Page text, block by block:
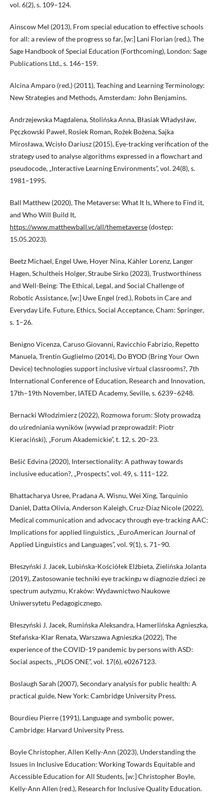
vol. 6(2), s. 109–124.
Ainscow Mel (2013), From special education to effective schools
for all: a review of the progress so far, [w:] Lani Florian (red.), The
Sage Handbook of Special Education (Forthcoming), London: Sage
Publications Ltd., s. 146–159.
Alcina Amparo (red.) (2011), Teaching and Learning Terminology:
New Strategies and Methods, Amsterdam: John Benjamins.
Andrzejewska Magdalena, Stolińska Anna, Błasiak Władysław,
Pęczkowski Paweł, Rosiek Roman, Rożek Bożena, Sajka
Mirosława, Wcisło Dariusz (2015), Eye-tracking verification of the
strategy used to analyse algorithms expressed in a flowchart and
pseudocode, „Interactive Learning Environments”, vol. 24(8), s.
1981–1995.
Ball Matthew (2020), The Metaverse: What It Is, Where to Find it,
and Who Will Build It,
https://www.matthewball.vc/all/themetaverse (dostęp:
15.05.2023).
Beetz Michael, Engel Uwe, Hoyer Nina, Kähler Lorenz, Langer
Hagen, Schultheis Holger, Straube Sirko (2023), Trustworthiness
and Well-Being: The Ethical, Legal, and Social Challenge of
Robotic Assistance, [w:] Uwe Engel (red.), Robots in Care and
Everyday Life. Future, Ethics, Social Acceptance, Cham: Springer,
s. 1–26.
Benigno Vicenza, Caruso Giovanni, Ravicchio Fabrizio, Repetto
Manuela, Trentin Guglielmo (2014), Do BYOD (Bring Your Own
Device) technologies support inclusive virtual classrooms?, 7th
International Conference of Education, Research and Innovation,
17th–19th November, IATED Academy, Seville, s. 6239–6248.
Bernacki Włodzimierz (2022), Rozmowa forum: Sloty prowadzą
do uśredniania wyników (wywiad przeprowadził: Piotr
Kieraciński), „Forum Akademickie”, t. 12, s. 20–23.
Bešić Edvina (2020), Intersectionality: A pathway towards
inclusive education?, „Prospects”, vol. 49, s. 111–122.
Bhattacharya Usree, Pradana A. Wisnu, Wei Xing, Tarquinio
Daniel, Datta Olivia, Anderson Kaleigh, Cruz-Díaz Nicole (2022),
Medical communication and advocacy through eye-tracking AAC:
Implications for applied linguistics, „EuroAmerican Journal of
Applied Linguistics and Languages”, vol. 9(1), s. 71–90.
Błeszyński J. Jacek, Lubińska-Kościółek Elżbieta, Zielińska Jolanta
(2019), Zastosowanie techniki eye trackingu w diagnozie dzieci ze
spectrum autyzmu, Kraków: Wydawnictwo Naukowe
Uniwersytetu Pedagogicznego.
Błeszyński J. Jacek, Rumińska Aleksandra, Hamerlińska Agnieszka,
Stefańska-Klar Renata, Warszawa Agnieszka (2022), The
experience of the COVID-19 pandemic by persons with ASD:
Social aspects, „PLOS ONE”, vol. 17(6), e0267123.
Boslaugh Sarah (2007), Secondary analysis for public health: A
practical guide, New York: Cambridge University Press.
Bourdieu Pierre (1991), Language and symbolic power,
Cambridge: Harvard University Press.
Boyle Christopher, Allen Kelly-Ann (2023), Understanding the
Issues in Inclusive Education: Working Towards Equitable and
Accessible Education for All Students, [w:] Christopher Boyle,
Kelly-Ann Allen (red.), Research for Inclusive Quality Education.